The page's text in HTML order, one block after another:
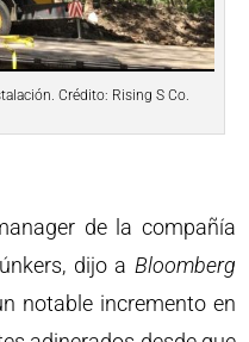
Crédito: Rising S Co.
de la compañía
dijo a Bloomberg
notable incremento en